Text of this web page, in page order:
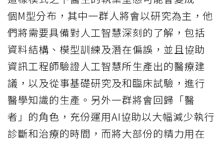
個M型分布，其中一群人將會以研究為主，他
們將需要具備對人工智慧深刻的了解，包括
資料結構、模型訓練及潛在偏誤，並且協助
資訊工程師驗證人工智慧所生產出的醫療建
議，以及從事基礎研究及和臨床試驗，進行
醫學知識的生產。另外一群將會回歸「醫
者」的角色，充份運用AI協助以大幅減少執行
診斷和治療的時間，而將大部份的精力用在